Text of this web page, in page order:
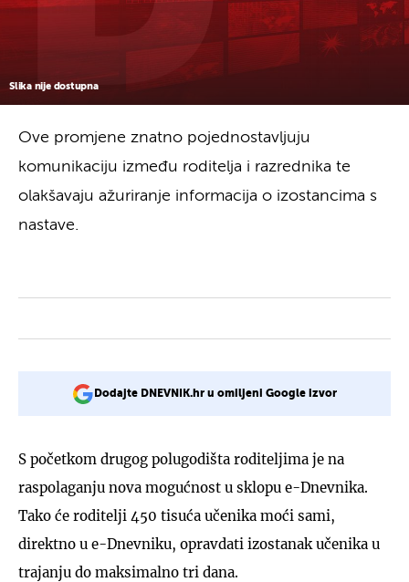
Slika nije dostupna
Ove promjene znatno pojednostavljuju
komunikaciju između roditelja i razrednika te
olakšavaju ažuriranje informacija o izostancima s
nastave.
Dodajte DNEVNIK.hr u omiljeni Google izvor
S početkom drugog polugodišta roditeljima je na
raspolaganju nova mogućnost u sklopu e-Dnevnika.
Tako će roditelji 450 tisuća učenika moći sami,
direktno u e-Dnevniku, opravdati izostanak učenika u
trajanju do maksimalno tri dana.